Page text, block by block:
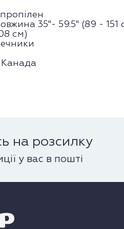
35"- 59.5" (89 - 151
см)
на розсилку
у вас в пошті